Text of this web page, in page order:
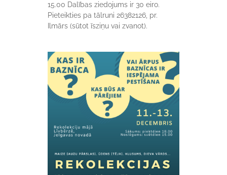
15.00 Dalības ziedojums ir 30 eiro.
Pieteikties pa tālruni 26382126, pr.
Ilmārs (sūtot īsziņu vai zvanot).